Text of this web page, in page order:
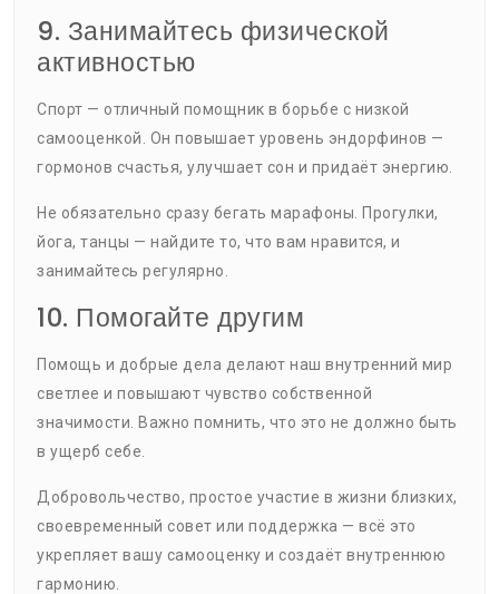
9. Занимайтесь физической
активностью
Спорт — отличный помощник в борьбе с низкой
самооценкой. Он повышает уровень эндорфинов —
гормонов счастья, улучшает сон и придаёт энергию.
Не обязательно сразу бегать марафоны. Прогулки,
йога, танцы — найдите то, что вам нравится, и
занимайтесь регулярно.
10. Помогайте другим
Помощь и добрые дела делают наш внутренний мир
светлее и повышают чувство собственной
значимости. Важно помнить, что это не должно быть
в ущерб себе.
Добровольчество, простое участие в жизни близких,
своевременный совет или поддержка — всё это
укрепляет вашу самооценку и создаёт внутреннюю
гармонию.